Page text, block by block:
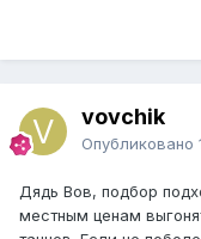
vovchik
Опубликовано
Дядь Вов, подбор
местным ценам